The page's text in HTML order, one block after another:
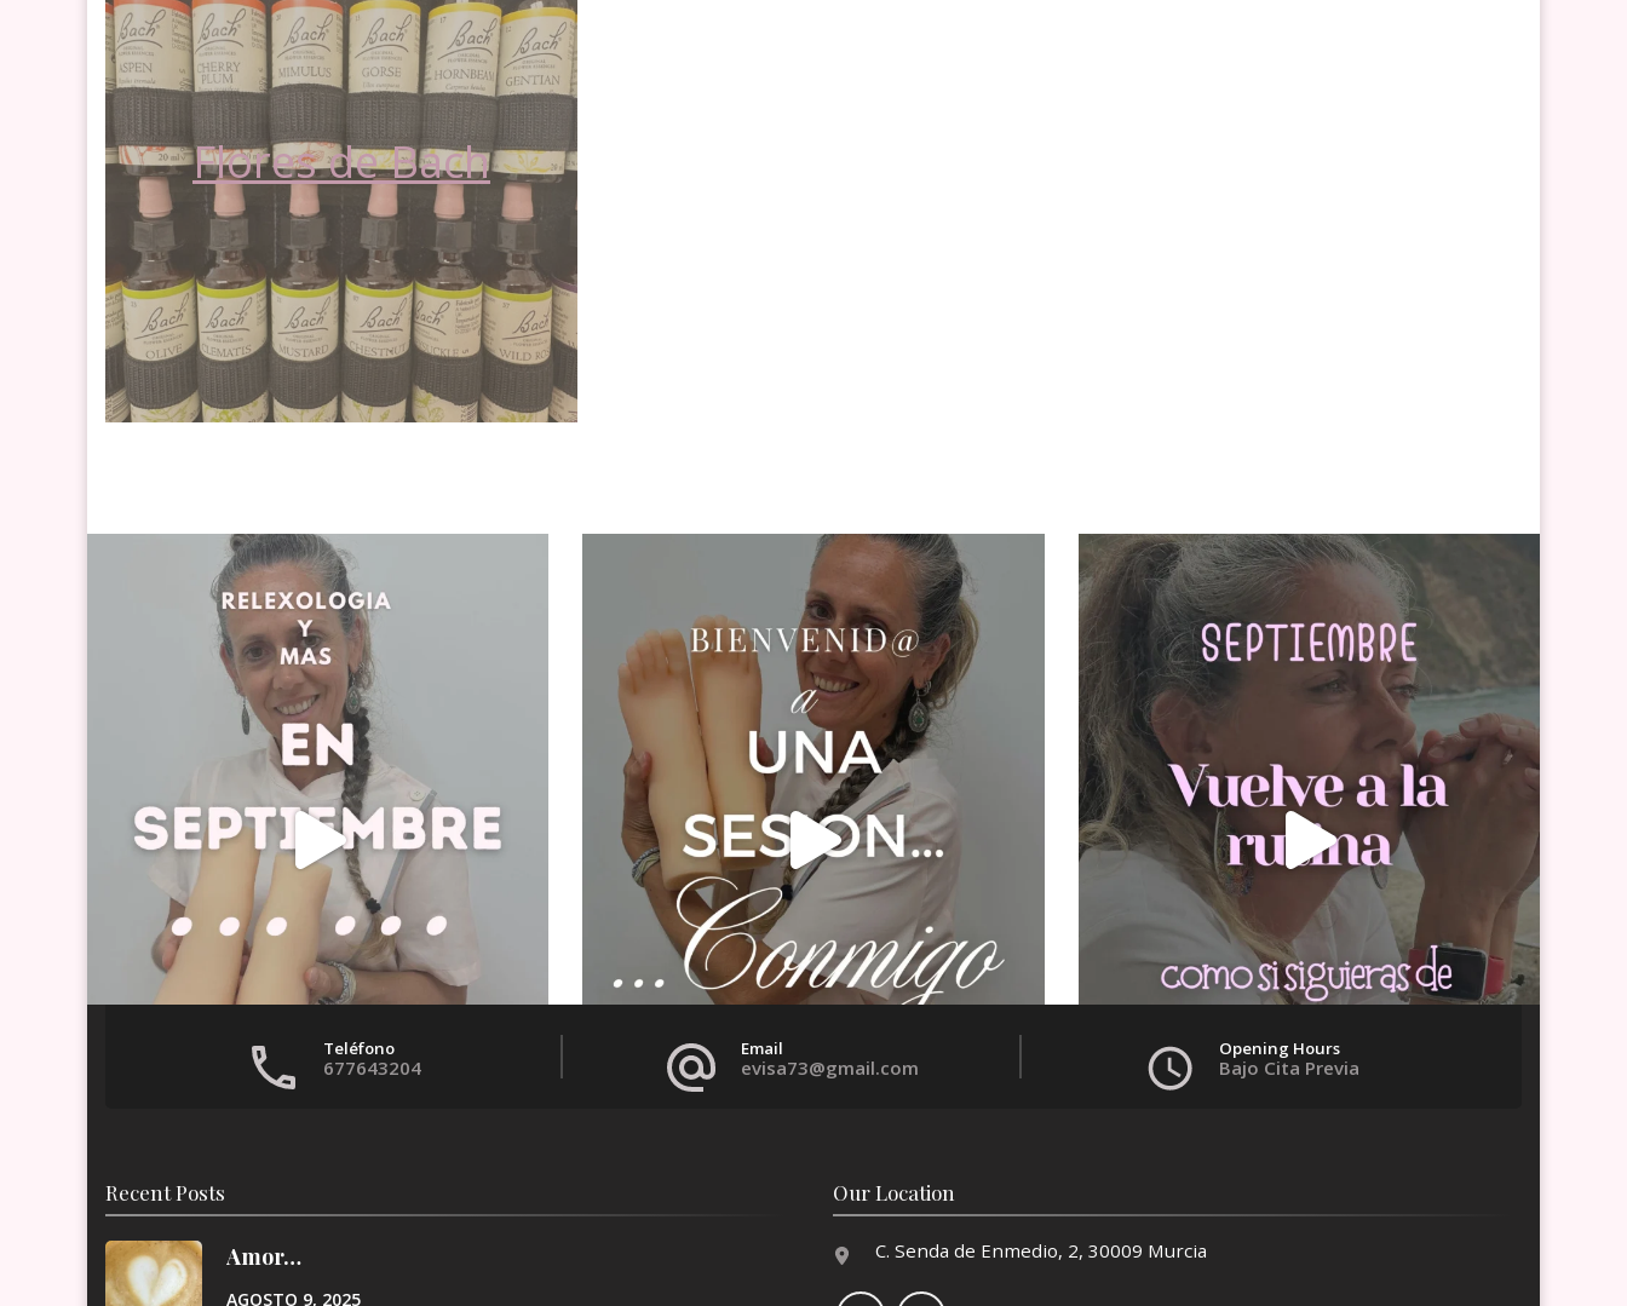
Flores de Bach
Teléfono
677643204
Email
evisa73@gmail.com
Opening Hours
Bajo Cita Previa
Recent Posts
Amor…
AGOSTO 9, 2025
Our Location
C. Senda de Enmedio, 2, 30009 Murcia